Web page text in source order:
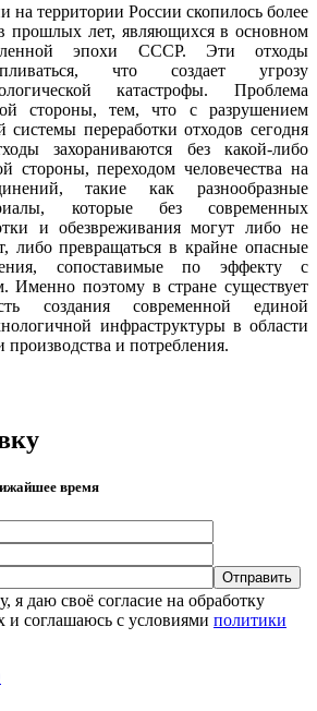
на территории России скопилось более
прошлых лет, являющихся в основном
эпохи СССР. Эти отходы
что создает угрозу
катастрофы. Проблема
стороны, тем, что с разрушением
системы переработки отходов сегодня
захораниваются без какой-либо
стороны, переходом человечества на
такие как разнообразные
которые без современных
и обезвреживания могут либо не
либо превращаться в крайне опасные
сопоставимые по эффекту с
Именно поэтому в стране существует
создания современной единой
инфраструктуры в области
и потребления.
время
я даю своё согласие на обработку
и соглашаюсь с условиями политики